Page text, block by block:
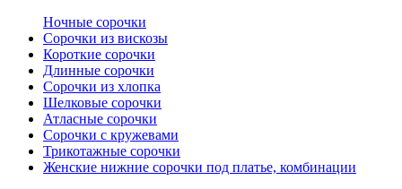
Ночные сорочки
Сорочки из вискозы
Короткие сорочки
Длинные сорочки
Сорочки из хлопка
Шелковые сорочки
Атласные сорочки
Сорочки с кружевами
Трикотажные сорочки
Женские нижние сорочки под платье, комбинации